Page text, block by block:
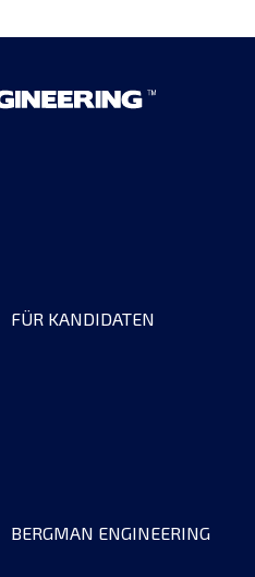
FÜR KANDIDATEN
BERGMAN ENGINEERING